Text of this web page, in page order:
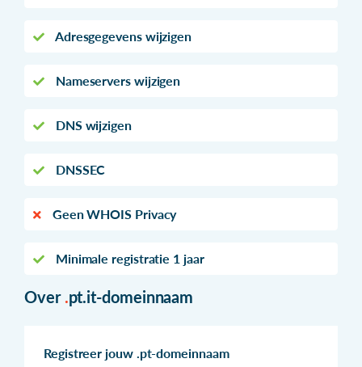
Adresgegevens wijzigen
Nameservers wijzigen
DNS wijzigen
DNSSEC
Geen WHOIS Privacy
Minimale registratie 1 jaar
Over .pt.it-domeinnaam
Registreer jouw .pt-domeinnaam